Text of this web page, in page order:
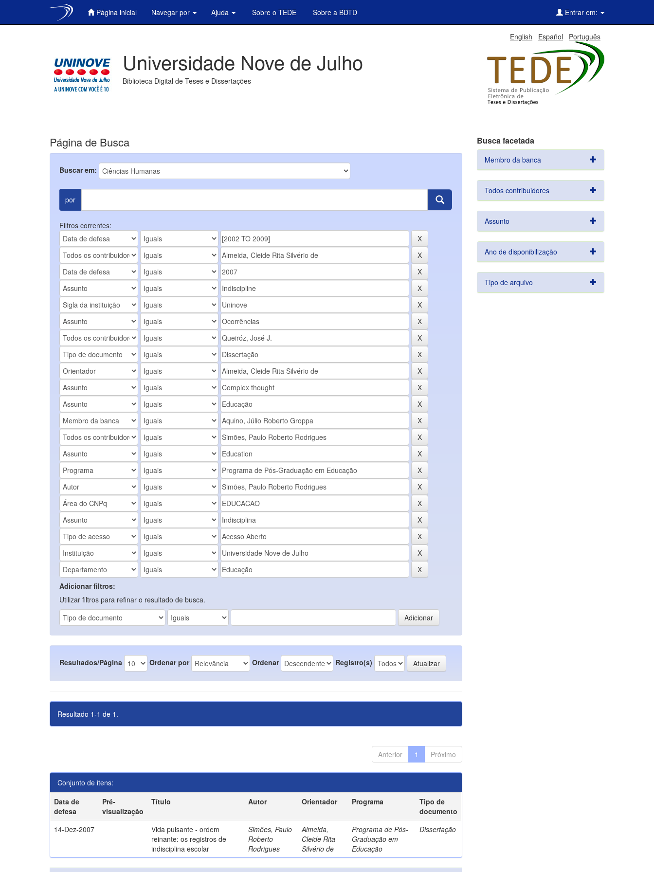
Página inicial Navegar por Ajuda Sobre o TEDE Sobre a BDTD Entrar em:
English Español Português
Universidade Nove de Julho
Biblioteca Digital de Teses e Dissertações
Página de Busca
Buscar em:
por
Filtros correntes:
Adicionar filtros:
Utilizar filtros para refinar o resultado de busca.
Resultados/Página Ordenar por Ordenar Registro(s)
Resultado 1-1 de 1.
Anterior 1 Próximo
Conjunto de itens:
Data de
defesa
Pré-
visualização
Título Autor Orientador Programa
Tipo de
documento
14-Dez-2007
Vida pulsante - ordem
reinante: os registros de
indisciplina escolar
Simões, Paulo
Roberto
Rodrigues
Almeida,
Cleide Rita
Silvério de
Programa de Pós-
Graduação em
Educação
Dissertação
Busca facetada
Membro da banca
Todos contribuidores
Assunto
Ano de disponibilização
Tipo de arquivo